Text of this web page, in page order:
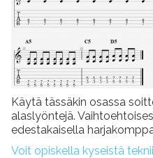
Käytä tässäkin osassa
alaslyöntejä.
edestakaisella
Voit opiskella kyseistä